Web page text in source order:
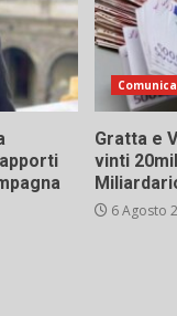
Gratta e
vinti
6 Agosto